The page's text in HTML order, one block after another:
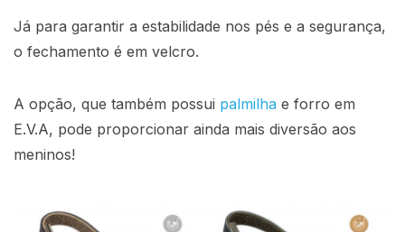
Já para garantir a estabilidade nos pés e a segurança,
o fechamento é em velcro.
A opção, que também possui palmilha e forro em
E.V.A, pode proporcionar ainda mais diversão aos
meninos!